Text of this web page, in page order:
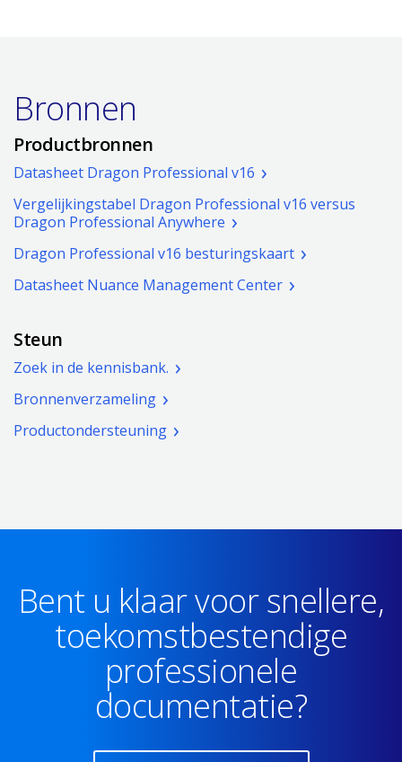
Bronnen
Productbronnen
Datasheet Dragon Professional v16 (pdf.
een
venster)
Vergelijkingstabel Dragon Professional v16 versus
Dragon Professional Anywhere (pdf.
een
nieuw
venster)
Dragon Professional v16 besturingskaart(pdf.
een
Datasheet Nuance Management Center(pdf.
Steun
Zoek in de kennisbank.
Bronnenverzameling
Productondersteuning
Bent u klaar voor snellere,
toekomstbestendige
professionele
documentatie?